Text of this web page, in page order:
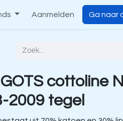
Aanmelden Ga naar
cottoline
2009 tegel